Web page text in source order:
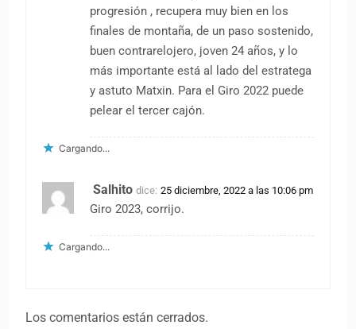
progresión , recupera muy bien en los
finales de montaña, de un paso sostenido,
buen contrarelojero, joven 24 años, y lo
más importante está al lado del estratega
y astuto Matxin. Para el Giro 2022 puede
pelear el tercer cajón.
Cargando...
Salhito dice: 25 diciembre, 2022 a las 10:06 pm
Giro 2023, corrijo.
Cargando...
Los comentarios están cerrados.